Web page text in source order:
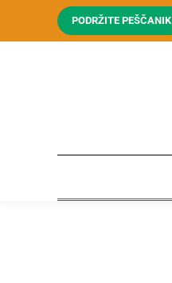
PODRŽITE PEŠČANIK